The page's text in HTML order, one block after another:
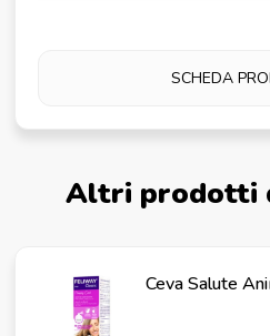
SCHEDA
Altri prodotti
Ceva Salute